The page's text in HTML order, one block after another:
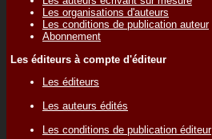
Les organisations d'auteurs
Les conditions de publication auteur
Abonnement
Les éditeurs à compte d'éditeur
Les éditeurs
Les auteurs édités
Les conditions de publication éditeur